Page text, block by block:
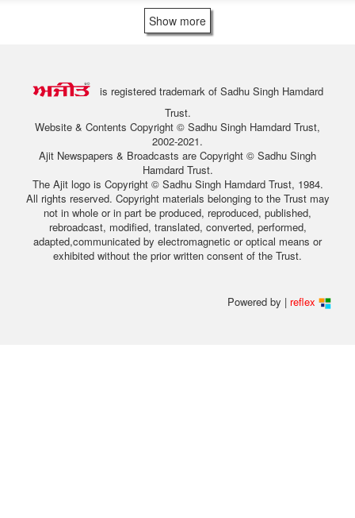
Show more
is registered trademark of Sadhu Singh Hamdard
Trust.
Website & Contents Copyright © Sadhu Singh Hamdard Trust,
2002-2021.
Ajit Newspapers & Broadcasts are Copyright © Sadhu Singh
Hamdard Trust.
The Ajit logo is Copyright © Sadhu Singh Hamdard Trust, 1984.
All rights reserved. Copyright materials belonging to the Trust may
not in whole or in part be produced, reproduced, published,
rebroadcast, modified, translated, converted, performed,
adapted,communicated by electromagnetic or optical means or
exhibited without the prior written consent of the Trust.
Powered by | reflex